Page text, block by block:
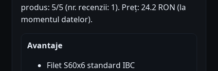
produs: 5/5 (nr. recenzii: 1). Preț: 24.2 RON (la
momentul datelor).
Avantaje
Filet S60x6 standard IBC